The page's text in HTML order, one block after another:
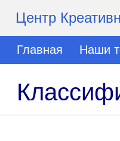
Центр
Главная Наши